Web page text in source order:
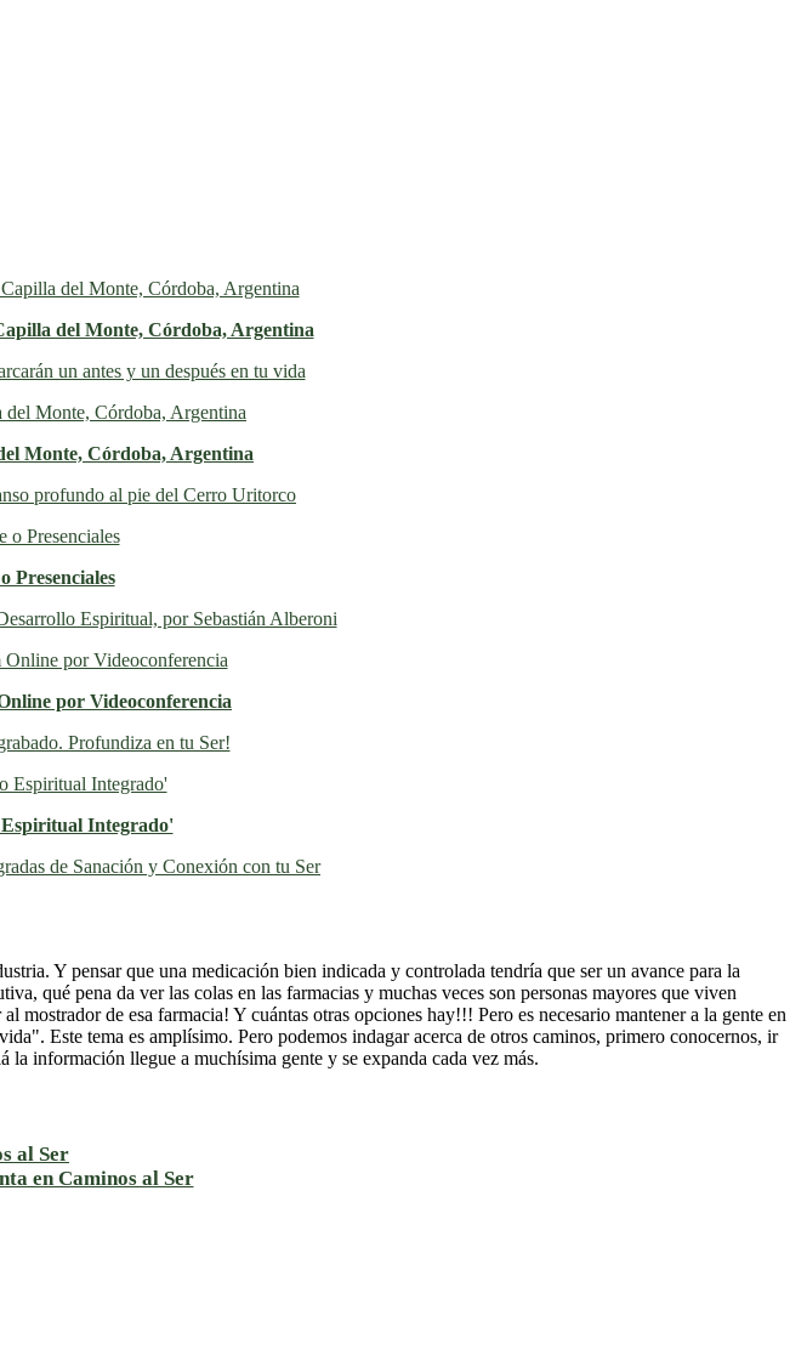
del Monte, Córdoba, Argentina
un antes y un después en tu vida
Monte, Córdoba, Argentina
profundo al pie del Cerro Uritorco
Presenciales
Espiritual, por Sebastián Alberoni
por Videoconferencia
Profundiza en tu Ser!
Integrado'
de Sanación y Conexión con tu Ser
Y pensar que una medicación bien indicada y controlada tendría que ser un avance para la
qué pena da ver las colas en las farmacias y muchas veces son personas mayores que viven
mostrador de esa farmacia! Y cuántas otras opciones hay!!! Pero es necesario mantener a la gente en
Este tema es amplísimo. Pero podemos indagar acerca de otros caminos, primero conocernos, ir
información llegue a muchísima gente y se expanda cada vez más.
en Caminos al Ser